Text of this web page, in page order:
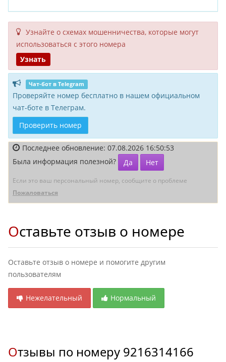
Узнайте о схемах мошенни­чества, кото­рые могут
исполь­зоваться с этого номера
Узнать
Чат-бот в Telegram
Проверяйте номер бесплатно в нашем официальном
чат-боте в Телеграм.
Проверить номер
Последнее обновление: 07.08.2026 16:50:53
Была информация полезной?
Да Нет
Если это ваш персональный номер, сообщите о проблеме
Пожаловаться
Оставьте отзыв о номере
Оставьте отзыв о номере и помогите другим
пользователям
Нежелательный Нормальный
Отзывы по номеру 9216314166